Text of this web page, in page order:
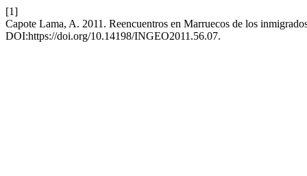
[1]
Capote Lama, A. 2011. Reencuentros en Marruecos de los
DOI:https://doi.org/10.14198/INGEO2011.56.07.